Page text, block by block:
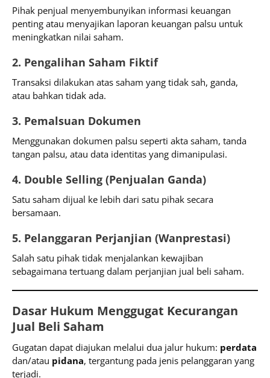
Pihak penjual menyembunyikan informasi keuangan
penting atau menyajikan laporan keuangan palsu untuk
meningkatkan nilai saham.
2. Pengalihan Saham Fiktif
Transaksi dilakukan atas saham yang tidak sah, ganda,
atau bahkan tidak ada.
3. Pemalsuan Dokumen
Menggunakan dokumen palsu seperti akta saham, tanda
tangan palsu, atau data identitas yang dimanipulasi.
4. Double Selling (Penjualan Ganda)
Satu saham dijual ke lebih dari satu pihak secara
bersamaan.
5. Pelanggaran Perjanjian (Wanprestasi)
Salah satu pihak tidak menjalankan kewajiban
sebagaimana tertuang dalam perjanjian jual beli saham.
Dasar Hukum Menggugat Kecurangan
Jual Beli Saham
Gugatan dapat diajukan melalui dua jalur hukum: perdata
dan/atau pidana, tergantung pada jenis pelanggaran yang
terjadi.